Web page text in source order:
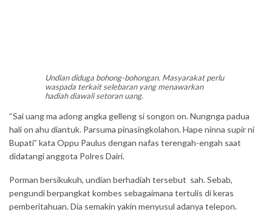
Undian diduga bohong-bohongan. Masyarakat perlu
waspada terkait selebaran yang menawarkan
hadiah diawali setoran uang.
“Sai uang ma adong angka gelleng si songon on. Nungnga padua
hali on ahu diantuk. Parsuma pinasingkolahon. Hape ninna supir ni
Bupati” kata Oppu Paulus dengan nafas terengah-engah saat
didatangi anggota Polres Dairi.
Porman bersikukuh, undian berhadiah tersebut sah. Sebab,
pengundi berpangkat kombes sebagaimana tertulis di keras
pemberitahuan. Dia semakin yakin menyusul adanya telepon.